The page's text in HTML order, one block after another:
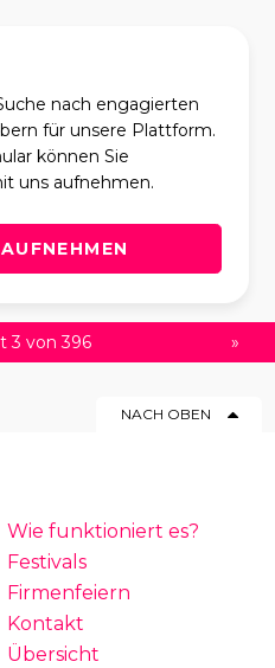
nach engagierten
für unsere Plattform.
können Sie
uns aufnehmen.
3 von 396 »
NACH OBEN
Wie funktioniert es?
Festivals
Firmenfeiern
Kontakt
Übersicht